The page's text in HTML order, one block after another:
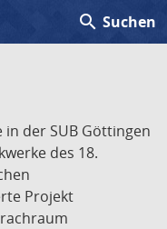
search Suchen
in der SUB Göttingen
des 18.
Projekt